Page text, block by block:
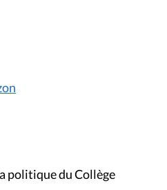
politique du Collège